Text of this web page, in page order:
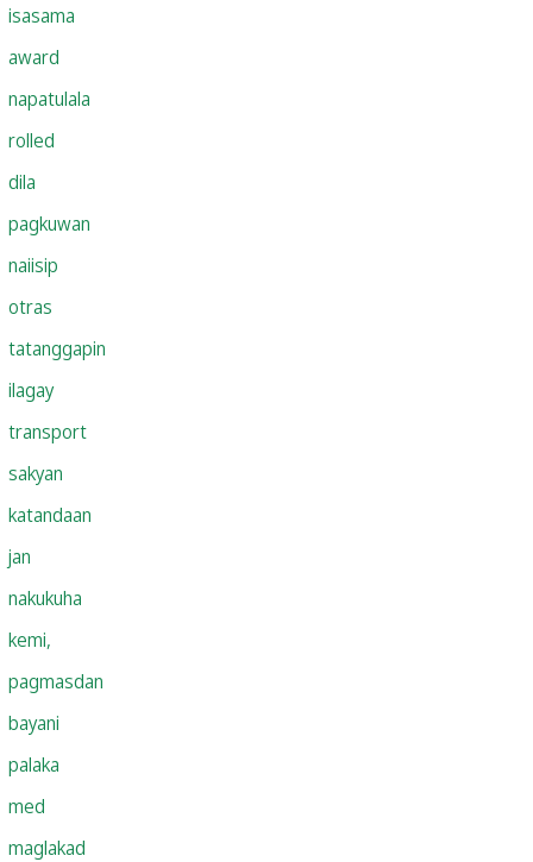
isasama
award
napatulala
rolled
dila
pagkuwan
naiisip
otras
tatanggapin
ilagay
transport
sakyan
katandaan
jan
nakukuha
kemi,
pagmasdan
bayani
palaka
med
maglakad